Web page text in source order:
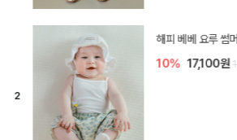
듀이 아기 바지
20% 15,200원